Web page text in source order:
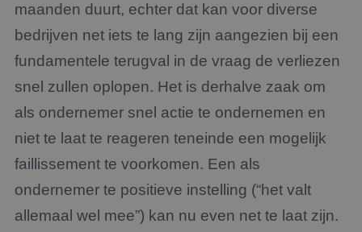
maanden duurt, echter dat kan voor diverse
bedrijven net iets te lang zijn aangezien bij een
fundamentele terugval in de vraag de verliezen
snel zullen oplopen. Het is derhalve zaak om
als ondernemer snel actie te ondernemen en
niet te laat te reageren teneinde een mogelijk
faillissement te voorkomen. Een als
ondernemer te positieve instelling (“het valt
allemaal wel mee”) kan nu even net te laat zijn.